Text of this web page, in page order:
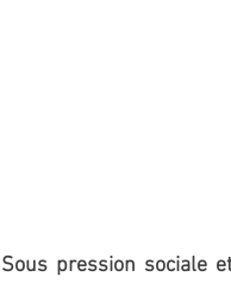
Sous pression sociale